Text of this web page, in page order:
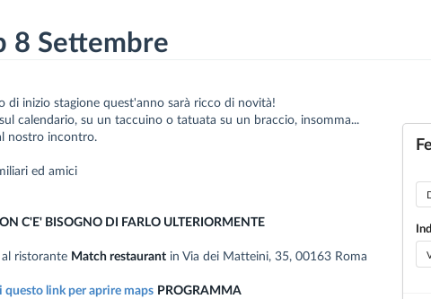
8 Settembre
inizio stagione quest'anno sarà ricco di novità!
sul calendario, su un taccuino o tatuata su un braccio, insomma...
nostro incontro.
ed amici
C'E' BISOGNO DI FARLO ULTERIORMENTE
al ristorante Match restaurant inVia dei Matteini, 35, 00163 Roma
questo link per aprire maps PROGRAMMA